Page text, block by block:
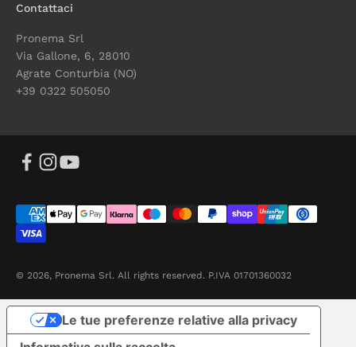
Contattaci
Pronema Srl
Via Gallone, 6, 28010
Agrate Conturbia (NO)
+39 0322 505050
© 2026, Pronema Srl. All rights reserved. P.IVA 01701360032
Le tue preferenze relative alla privacy